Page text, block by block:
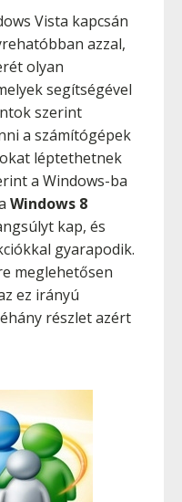
Vista kapcsán
azzal,
olyan
segítségével
szerint
a számítógépek
léptethetnek
a Windows-ba
Windows 8
kap, és
gyarapodik.
meglehetősen
ez irányú
részlet azért